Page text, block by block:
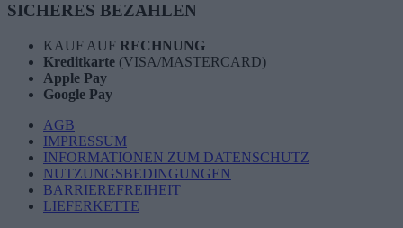
SICHERES BEZAHLEN
KAUF AUF RECHNUNG
Kreditkarte (VISA/MASTERCARD)
Apple Pay
Google Pay
AGB
IMPRESSUM
INFORMATIONEN ZUM DATENSCHUTZ
NUTZUNGSBEDINGUNGEN
BARRIEREFREIHEIT
LIEFERKETTE